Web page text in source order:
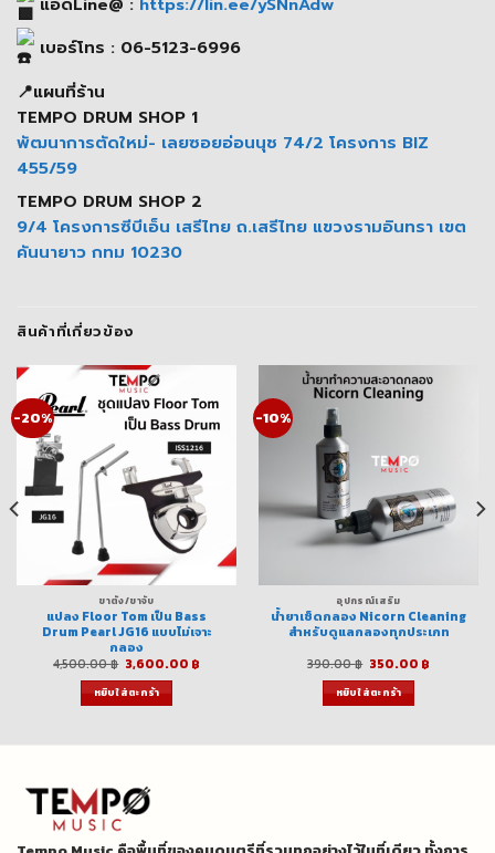
แอดLine@ : https://lin.ee/ySNnAdw
เบอร์โทร : 06-5123-6996
📍แผนที่ร้าน
TEMPO DRUM SHOP 1
พัฒนาการตัดใหม่- เลยซอยอ่อนนุช 74/2 โครงการ BIZ
455/59
TEMPO DRUM SHOP 2
9/4 โครงการซีบีเอ็น เสรีไทย ถ.เสรีไทย แขวงรามอินทรา เขต
คันนายาว กทม 10230
สินค้าที่เกี่ยวข้อง
-20%
ขาตั้ง/ขาจับ
แปลง Floor Tom เป็น Bass
Drum Pearl JG16 แบบไม่เจาะ
กลอง
4,500.00฿ Original
price
was:
4,500.00 ฿.
3,600.00 ฿Current
หยิบใส่ตะกร้า
-10%
อุปกรณ์เสริม
น้ำยาเช็ดกลอง Nicorn Cleaning
สำหรับดูแลกลองทุกประเภท
390.00฿ Original
was:
390.00 ฿.
350.00 ฿Current
หยิบใส่ตะกร้า